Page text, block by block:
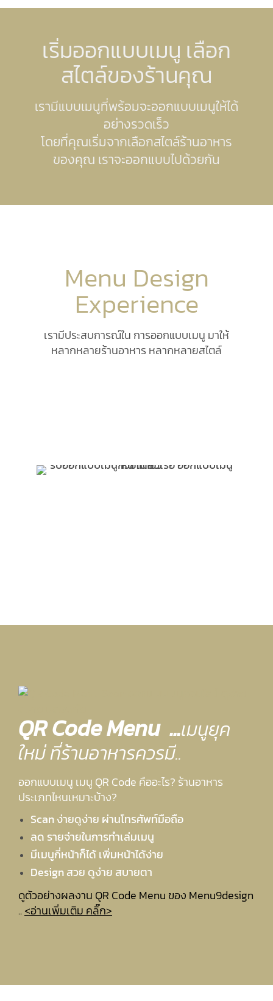
เริ่มออกแบบเมนู เลือก
สไตล์ของร้านคุณ
เรามีแบบเมนูที่พร้อมจะออกแบบเมนูให้ได้
อย่างรวดเร็ว
โดยที่คุณเริ่มจากเลือกสไตล์ร้านอาหาร
ของคุณ เราจะออกแบบไปด้วยกัน
Menu Design
Experience
เรามีประสบการณ์ใน การออกแบบเมนู มาให้
หลากหลายร้านอาหาร หลากหลายสไตล์
QR CodeMenu ...เมนูยุค
ใหม่ ที่ร้านอาหารควรมี..
ออกแบบเมนู เมนู QR Code คืออะไร? ร้านอาหาร
ประเภทไหนเหมาะบ้าง?
Scan ง่ายดูง่าย ผ่านโทรศัพท์มือถือ
ลด รายจ่ายในการทำเล่มเมนู
มีเมนูกี่หน้าก็ได้ เพิ่มหน้าได้ง่าย
Design สวย ดูง่าย สบายตา
ดูตัวอย่างผลงาน QR Code Menu ของ Menu9design
..<อ่านเพิ่มเติม คลิ๊ก>